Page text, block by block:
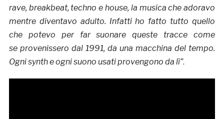
rave, breakbeat, techno e house, la musica che adoravo
mentre diventavo adulto. Infatti ho fatto tutto quello
che potevo per far suonare queste tracce come
se provenissero dal 1991, da una macchina del tempo.
Ogni synth e ogni suono usati provengono da lì”.